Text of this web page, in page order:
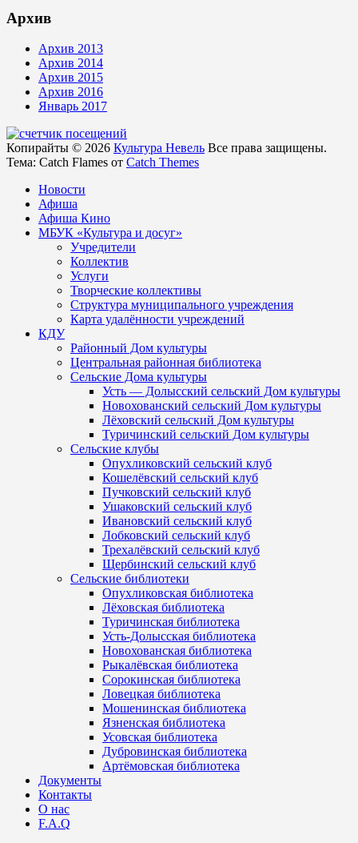
Архив
Архив 2013
Архив 2014
Архив 2015
Архив 2016
Январь 2017
Копирайты © 2026 Культура Невель Все права защищены.
Тема: Catch Flames от Catch Themes
Новости
Афиша
Афиша Кино
МБУК «Культура и досуг»
Учредители
Коллектив
Услуги
Творческие коллективы
Структура муниципального учреждения
Карта удалённости учреждений
КДУ
Районный Дом культуры
Центральная районная библиотека
Сельские Дома культуры
Усть — Долысский сельский Дом культуры
Новохованский сельский Дом культуры
Лёховский сельский Дом культуры
Туричинский сельский Дом культуры
Сельские клубы
Опухликовский сельский клуб
Кошелёвский сельский клуб
Пучковский сельский клуб
Ушаковский сельский клуб
Ивановский сельский клуб
Лобковский сельский клуб
Трехалёвский сельский клуб
Щербинский сельский клуб
Сельские библиотеки
Опухликовская библиотека
Лёховская библиотека
Туричинская библиотека
Усть-Долысская библиотека
Новохованская библиотека
Рыкалёвская библиотека
Сорокинская библиотека
Ловецкая библиотека
Мошенинская библиотека
Язненская библиотека
Усовская библиотека
Дубровинская библиотека
Артёмовская библиотека
Документы
Контакты
О нас
F.A.Q